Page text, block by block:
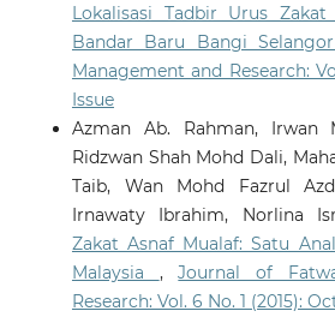
Lokalisasi Tadbir Urus
Bandar Baru Bangi Selangor
Management and Research:
Issue
Azman Ab. Rahman, Irwan
Ridzwan Shah Mohd Dali,
Taib, Wan Mohd Fazrul
Irnawaty Ibrahim, Norlina
Zakat Asnaf Mualaf: Satu
Malaysia ,Journal of
Research: Vol. 6 No. 1 (2015):